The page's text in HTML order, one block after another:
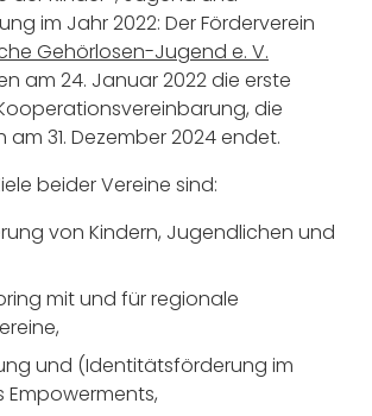
im Jahr 2022: Der Förderverein
Gehörlosen-Jugend e. V.
am 24. Januar 2022 die erste
die
31. Dezember 2024 endet.
beider Vereine sind:
von Kindern, Jugendlichen und
mit und für regionale
und (Identitätsförderung im
Empowerments,